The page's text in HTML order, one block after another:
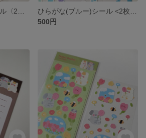
500円